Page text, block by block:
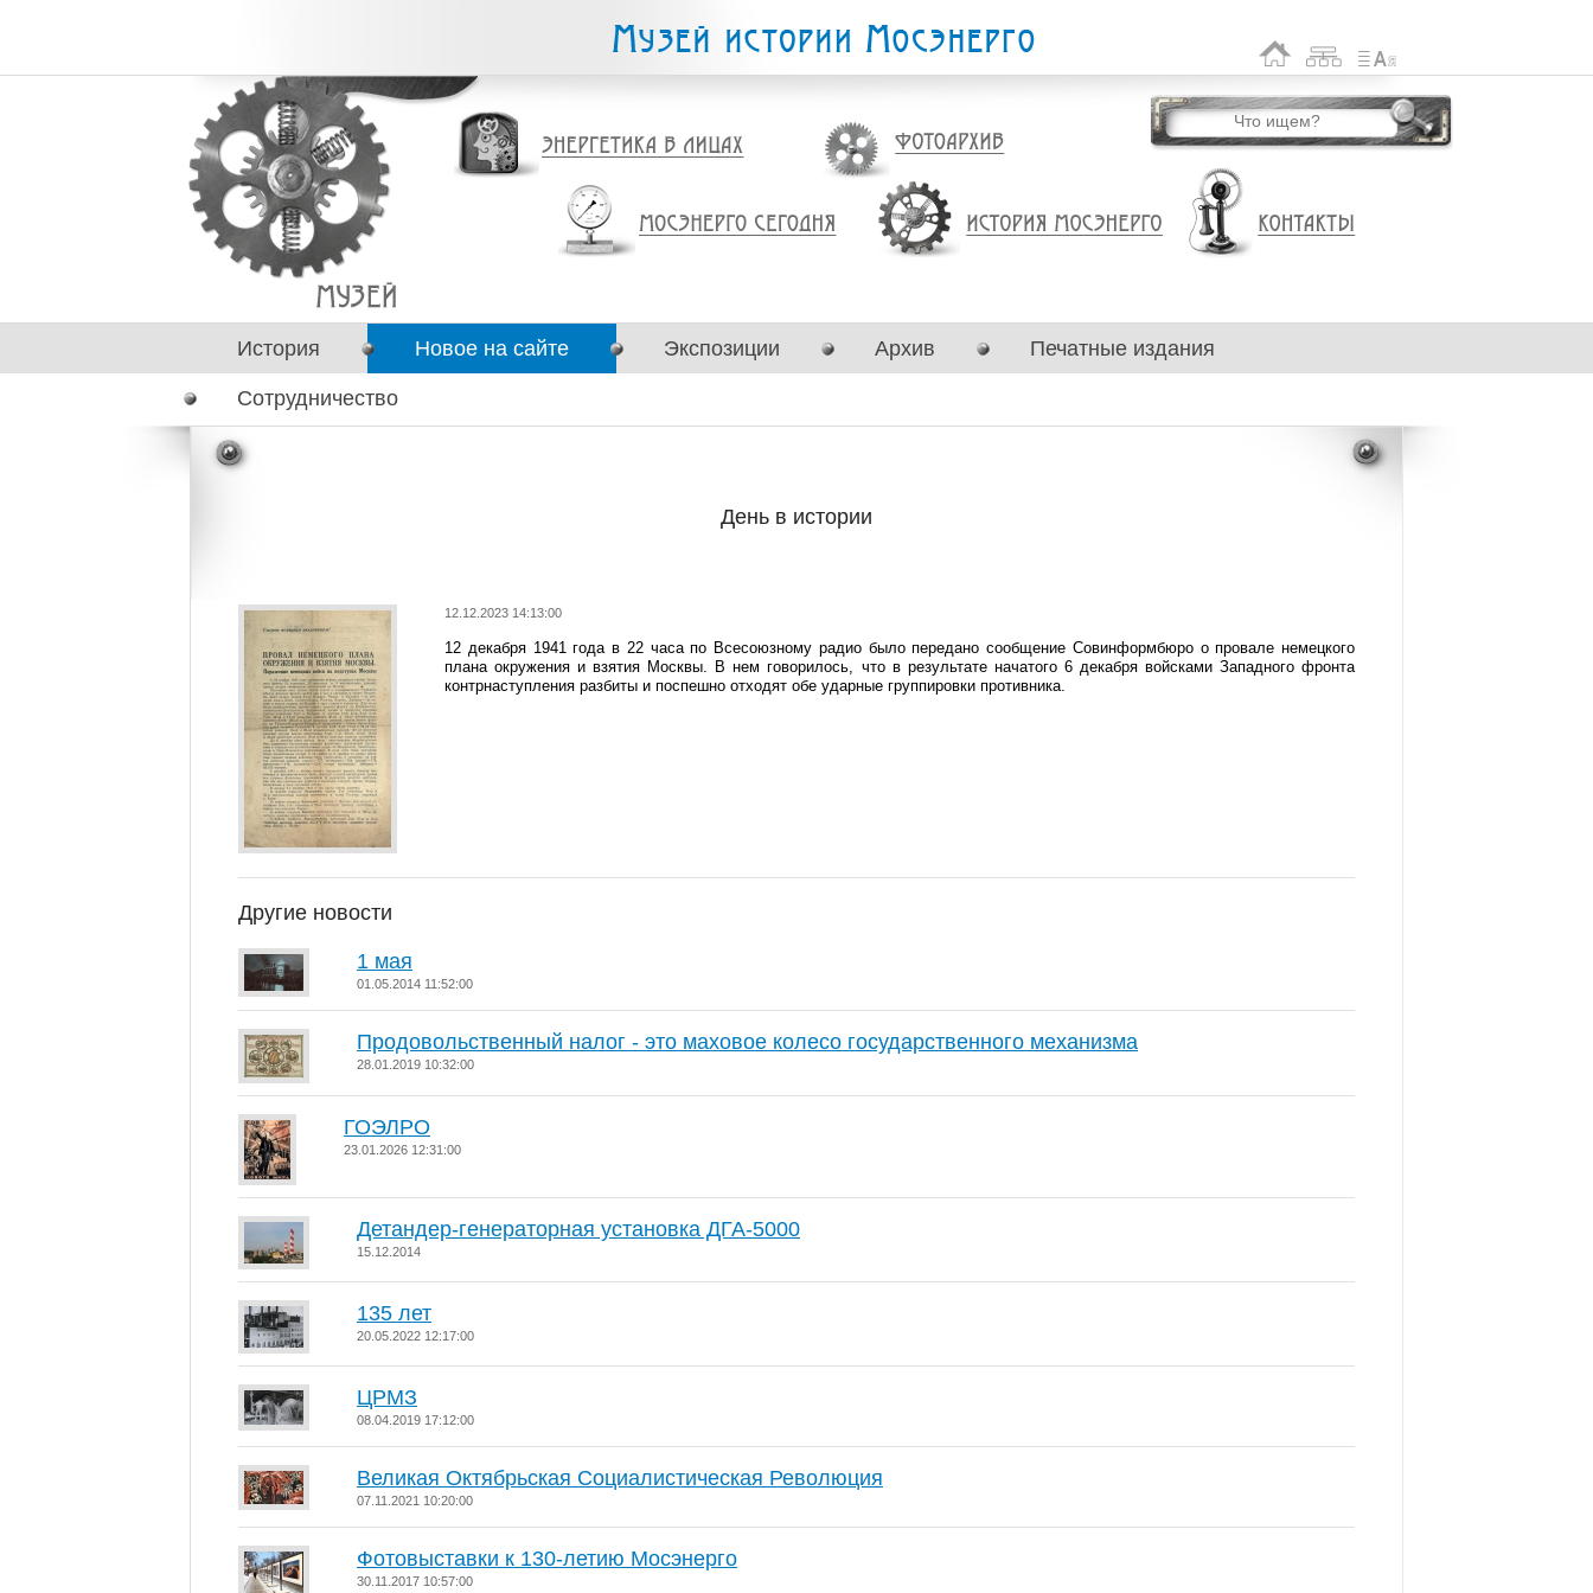
История Новое на сайте Экспозиции Архив Печатные издания
Сотрудничество
День в истории
12.12.2023 14:13:00
12 декабря 1941 года в 22 часа по Всесоюзному радио было передано сообщение Совинформбюро о провале немецкого
плана окружения и взятия Москвы. В нем говорилось, что в результате начатого 6 декабря войсками Западного фронта
контрнаступления разбиты и поспешно отходят обе ударные группировки противника.
Другие новости
1 мая
01.05.2014 11:52:00
Продовольственный налог - это маховое колесо государственного механизма
28.01.2019 10:32:00
ГОЭЛРО
23.01.2026 12:31:00
Детандер-генераторная установка ДГА-5000
15.12.2014
135 лет
20.05.2022 12:17:00
ЦРМЗ
08.04.2019 17:12:00
Великая Октябрьская Социалистическая Революция
07.11.2021 10:20:00
Фотовыставки к 130-летию Мосэнерго
30.11.2017 10:57:00